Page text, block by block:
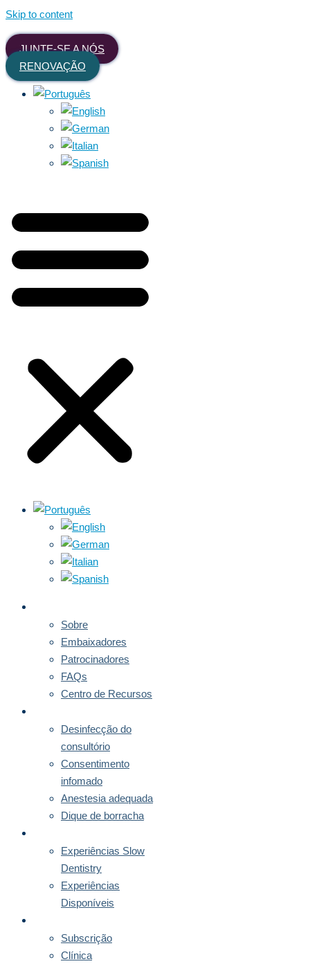
Skip to content
JUNTE-SE A NÓS
RENOVAÇÃO
Sobre
Embaixadores
Patrocinadores
FAQs
Centro de Recursos
Desinfecção do
consultório
Consentimento
infomado
Anestesia adequada
Dique de borracha
Experiências Slow
Dentistry
Experiências
Disponíveis
Subscrição
Clínica